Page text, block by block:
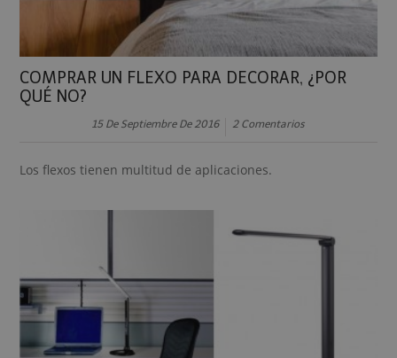
COMPRAR UN FLEXO PARA DECORAR, ¿POR
QUÉ NO?
15 De Septiembre De 2016 2 Comentarios
Los flexos tienen multitud de aplicaciones.